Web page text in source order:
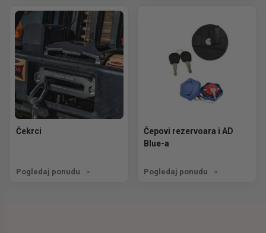
Čekrci
Pogledaj ponudu
Čepovi rezervoara i AD
Blue-a
Pogledaj ponudu